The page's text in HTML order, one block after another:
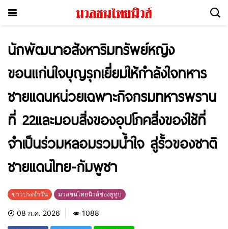
นักพัฒนาอสังหาริมทรัพย์หญิง
ขอนแก่นใจบุญรุกเยี่ยมให้กำลังใจทหาร
ชายแดนหน่วยเฉพาะกิจกรมทหารพราน
ที่ 22และมอบสิ่งของอุปโภคสิ่งของใช้ที่
จำเป็นร่วมหลอมรวมน้ำใจ สู่รั้วของชาติ
ชายแดนไทย-กัมพูชา
ข่าวประจำวัน มวลชนไทยนิวส์ช่องยูทูบ
08 ก.ค. 2026 1088